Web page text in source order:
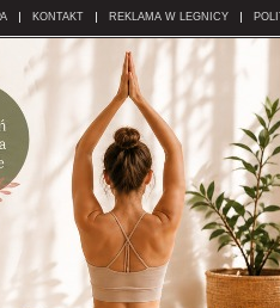
KONTAKT REKLAMA W LEGNICY